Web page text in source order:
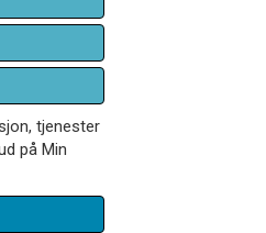
tjenester
på Min